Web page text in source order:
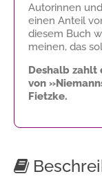
Autorinnen
einen Anteil
diesem Buch
meinen, das
Deshalb zahlt
von
Fietzke.